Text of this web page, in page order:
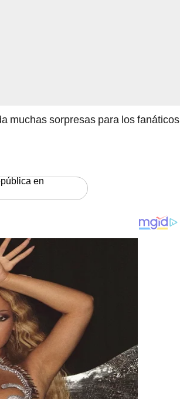
muchas sorpresas para los fanáticos
en